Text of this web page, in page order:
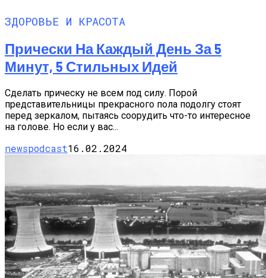
ЗДОРОВЬЕ И КРАСОТА
Прически На Каждый День За 5
Минут, 5 Стильных Идей
Сделать прическу не всем под силу. Порой
представительницы прекрасного пола подолгу стоят
перед зеркалом, пытаясь соорудить что-то интересное
на голове. Но если у вас...
newspodcast16.02.2024